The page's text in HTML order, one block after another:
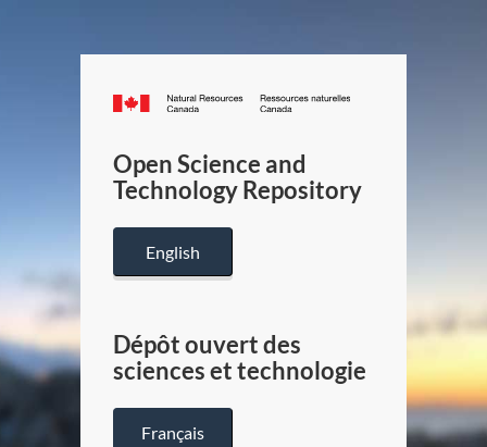
Canada.ca
/
Canada
Open Science and
Technology Repository
English
Dépôt ouvert des
sciences et technologie
Français